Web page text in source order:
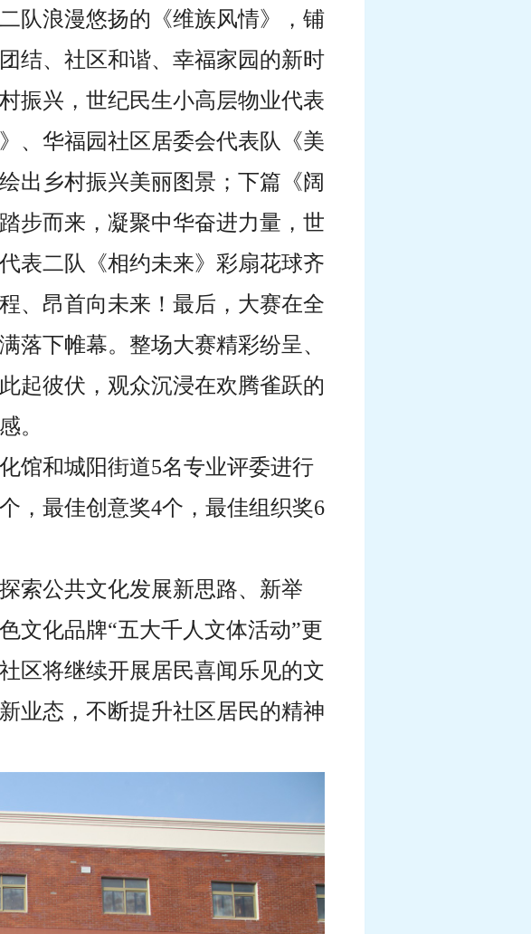
队浪漫悠扬的《维族风情》，铺
结、社区和谐、幸福家园的新时
振兴，世纪民生小高层物业代表
、华福园社区居委会代表队《美
出乡村振兴美丽图景；下篇《阔
步而来，凝聚中华奋进力量，世
表二队《相约未来》彩扇花球齐
、昂首向未来！最后，大赛在全
落下帷幕。整场大赛精彩纷呈、
起彼伏，观众沉浸在欢腾雀跃的
。
馆和城阳街道5名专业评委进行
，最佳创意奖4个，最佳组织奖6
索公共文化发展新思路、新举
文化品牌“五大千人文体活动”更
区将继续开展居民喜闻乐见的文
业态，不断提升社区居民的精神